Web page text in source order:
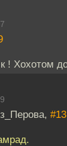
! Хохотом
#13